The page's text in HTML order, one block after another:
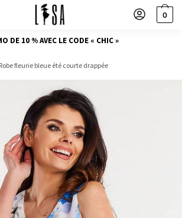
0
DE 10 % AVEC LE CODE « CHIC »
Robe fleurie bleue été courte drappée